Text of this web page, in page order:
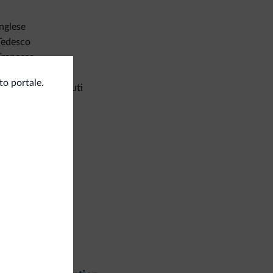
Inglese
benvenuti
portale.